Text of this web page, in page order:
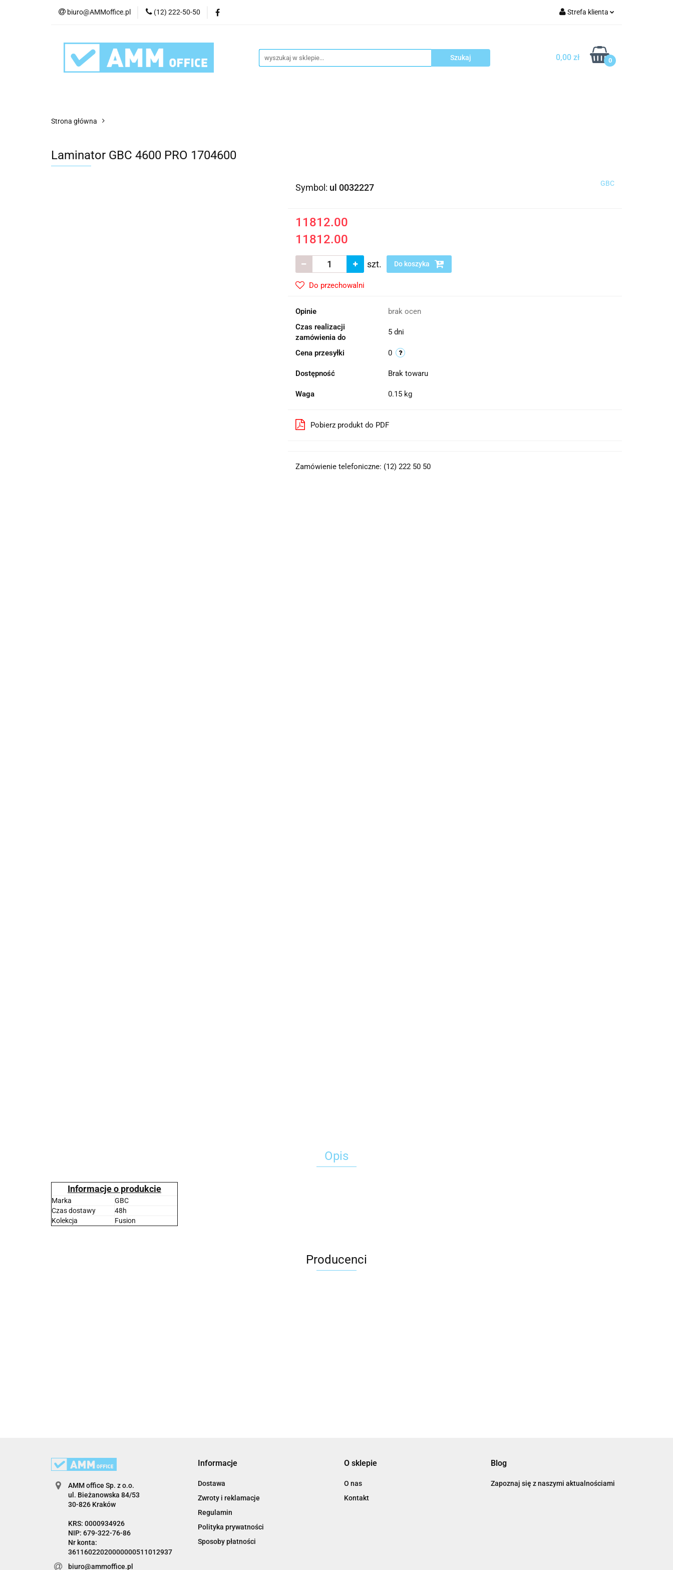
biuro@AMMoffice.pl (12) 222-50-50 Strefa klienta
Zarejestruj się
Dodaj zgłoszenie
0,00 zł 0
Kategorie Artykuły biurowe
Urządzenia i eksploatacja Blog Kontakt
Strona główna
Laminator GBC 4600 PRO 1704600
Symbol: ul 0032227 GBC
11812.00
11812.00
szt. Do koszyka
Do przechowalni
Opinie
brak ocen
Czas realizacji
zamówienia do
5 dni
Cena przesyłki 0
Dostępność Brak towaru
Waga 0.15 kg
Pobierz produkt do PDF
Zamówienie telefoniczne: (12) 222 50 50
Opis
Informacje o produkcie
Marka
GBC
Czas dostawy
48h
Kolekcja
Fusion
Producenci
AMM office Sp. z o.o.
ul. Bieżanowska 84/53
30-826 Kraków
KRS: 0000934926
NIP: 679-322-76-86
Nr konta:
36116022020000000511012937
biuro@ammoffice.pl
Informacje
Dostawa
Zwroty i reklamacje
Regulamin
Polityka prywatności
Sposoby płatności
O sklepie
O nas
Kontakt
Blog
Zapoznaj się z naszymi aktualnościami